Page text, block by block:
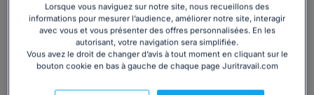
en Centre Val de Loire :bûcherons, soudeur ;
en Nouvelle Aquitaine :chercheur (sauf industrie et
enseignement supérieur), bûcheron ;
en Occitanie :soudeur ;
boulanger-pâtissier, électricien, jardinier ;
en Provence-Alpes-Côte d'Azur :boucher, couvreur,
Lorsque vous naviguez sur notre site, nous recueillons des
informations pour mesurer l’audience, améliorer notre site, interagir
avec vous et vous présenter des offres personnalisées. En les
autorisant, votre navigation sera simplifiée.
Vous avez le droit de changer d’avis à tout moment en cliquant sur le
bouton cookie en bas à gauche de chaque page Juritravail.com